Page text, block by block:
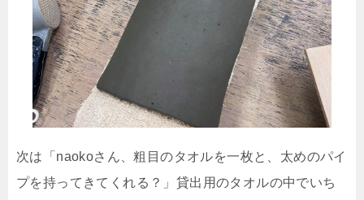
次は「naokoさん、粗目のタオルを一枚と、太めのパイ
プを持ってきてくれる？」貸出用のタオルの中でいち